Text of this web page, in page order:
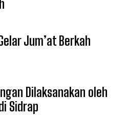
Jum’at Berkah
Dilaksanakan oleh
Sidrap